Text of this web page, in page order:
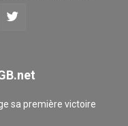
sa première victoire